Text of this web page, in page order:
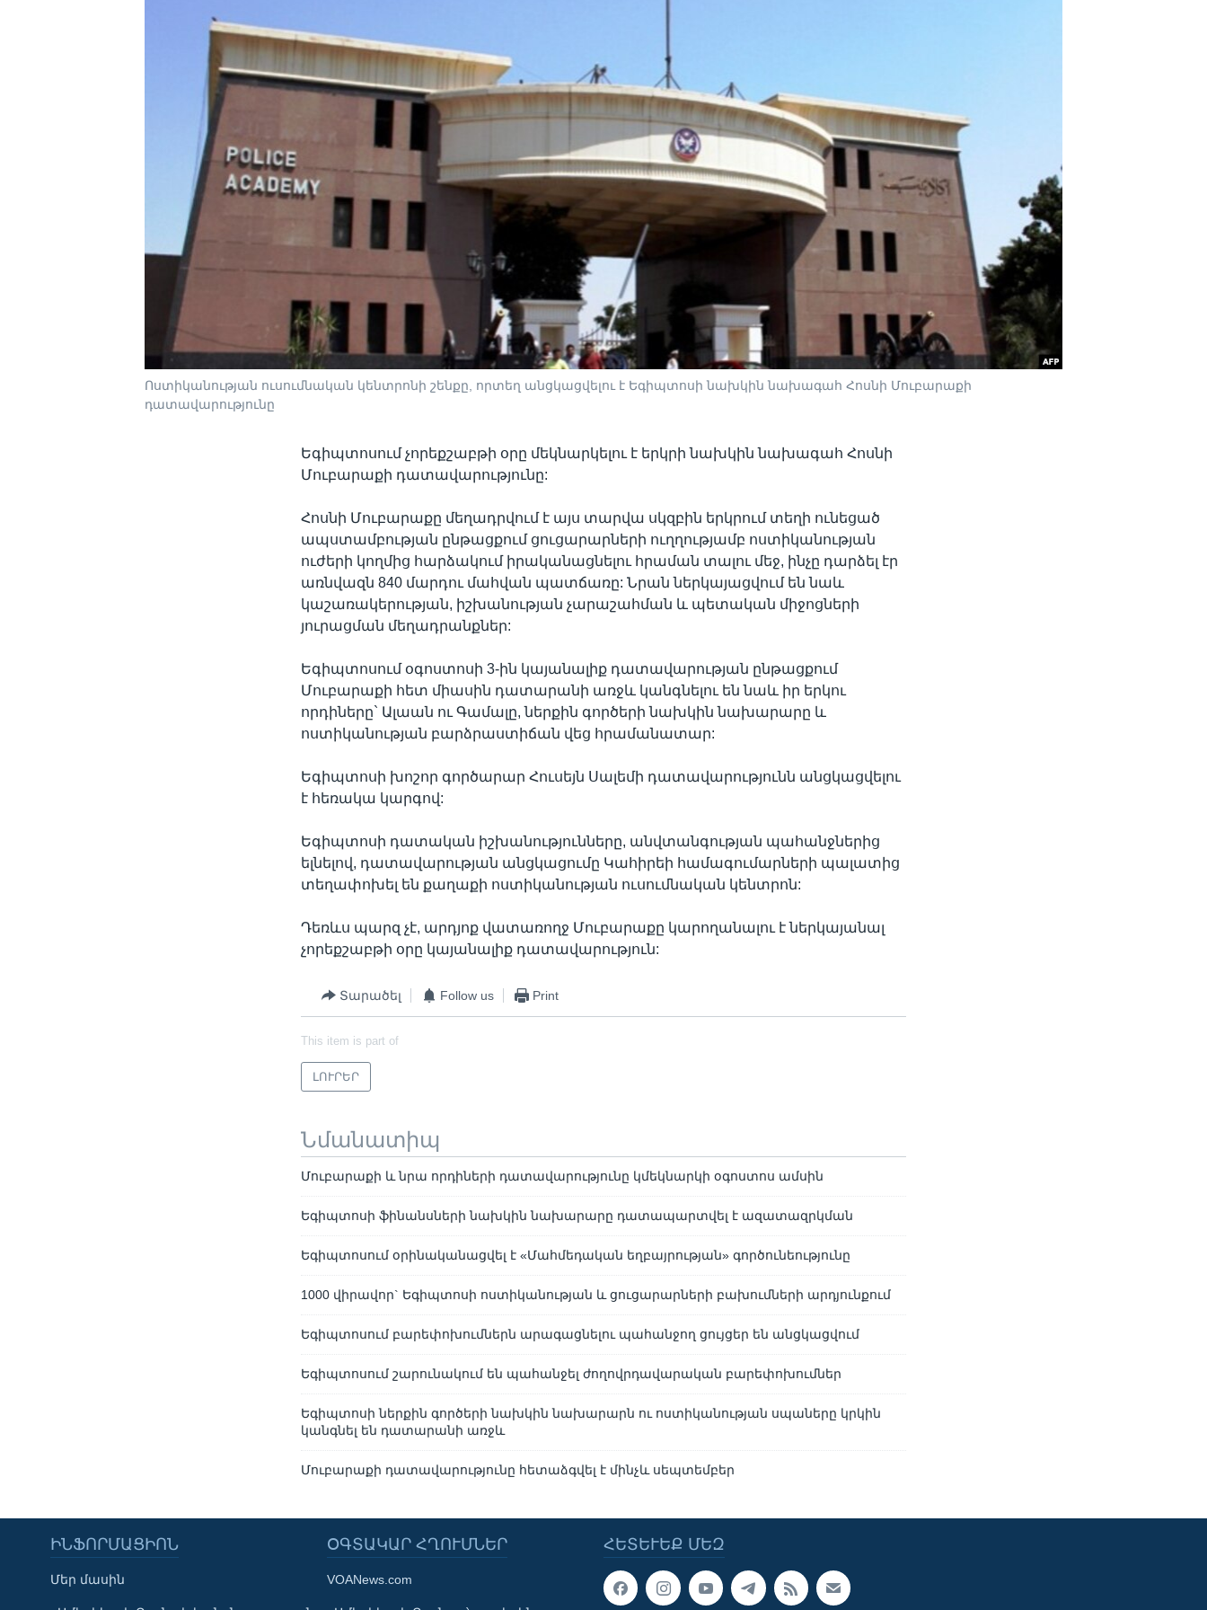
Learning English
Ոստիկանության ուսումնական կենտրոնի շենքը, որտեղ անցկացվելու է Եգիպտոսի նախկին նախագահ Հոսնի Մուբարաքի
դատավարությունը
Եգիպտոսում չորեքշաբթի օրը մեկնարկելու է երկրի նախկին նախագահ Հոսնի
Մուբարաքի դատավարությունը:
Հոսնի Մուբարաքը մեղադրվում է այս տարվա սկզբին երկրում տեղի ունեցած
ապստամբության ընթացքում ցուցարարների ուղղությամբ ոստիկանության
ուժերի կողմից հարձակում իրականացնելու հրաման տալու մեջ, ինչը դարձել էր
առնվազն 840 մարդու մահվան պատճառը: Նրան ներկայացվում են նաև
կաշառակերության, իշխանության չարաշահման և պետական միջոցների
յուրացման մեղադրանքներ:
Եգիպտոսում օգոստոսի 3-ին կայանալիք դատավարության ընթացքում
Մուբարաքի հետ միասին դատարանի առջև կանգնելու են նաև իր երկու
որդիները` Ալաան ու Գամալը, ներքին գործերի նախկին նախարարը և
ոստիկանության բարձրաստիճան վեց հրամանատար:
Եգիպտոսի խոշոր գործարար Հուսեյն Սալեմի դատավարությունն անցկացվելու
է հեռակա կարգով:
Եգիպտոսի դատական իշխանությունները, անվտանգության պահանջներից
ելնելով, դատավարության անցկացումը Կահիրեի համագումարների պալատից
տեղափոխել են քաղաքի ոստիկանության ուսումնական կենտրոն:
Դեռևս պարզ չէ, արդյոք վատառողջ Մուբարաքը կարողանալու է ներկայանալ
չորեքշաբթի օրը կայանալիք դատավարություն:
Տարածել Follow us Print
This item is part of
ԼՈՒՐԵՐ
Նմանատիպ
Մուբարաքի և նրա որդիների դատավարությունը կմեկնարկի օգոստոս ամսին
Եգիպտոսի ֆինանսների նախկին նախարարը դատապարտվել է ազատազրկման
Եգիպտոսում օրինականացվել է «Մահմեդական եղբայրության» գործունեությունը
1000 վիրավոր` Եգիպտոսի ոստիկանության և ցուցարարների բախումների արդյունքում
Եգիպտոսում բարեփոխումներն արագացնելու պահանջող ցույցեր են անցկացվում
Եգիպտոսում շարունակում են պահանջել ժողովրդավարական բարեփոխումներ
Եգիպտոսի ներքին գործերի նախկին նախարարն ու ոստիկանության սպաները կրկին
կանգնել են դատարանի առջև
Մուբարաքի դատավարությունը հետաձգվել է մինչև սեպտեմբեր
ՀԵՏԵՒԵՔ ՄԵԶ
ԻՆՖՈՐՄԱՑԻՈՆ
Մեր մասին
ՕԳՏԱԿԱՐ ՀՂՈՒՄՆԵՐ
VOANews.com